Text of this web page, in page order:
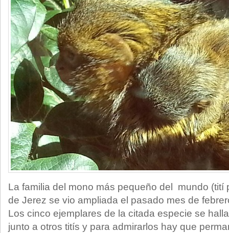
La familia del mono más pequeño del mundo (tití
de Jerez se vio ampliada el pasado mes de
Los cinco ejemplares de la citada especie se
junto a otros titís y para admirarlos hay que